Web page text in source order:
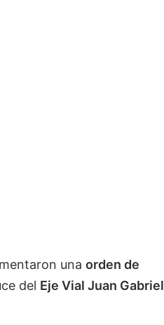
una orden de
del Eje Vial Juan Gabriel